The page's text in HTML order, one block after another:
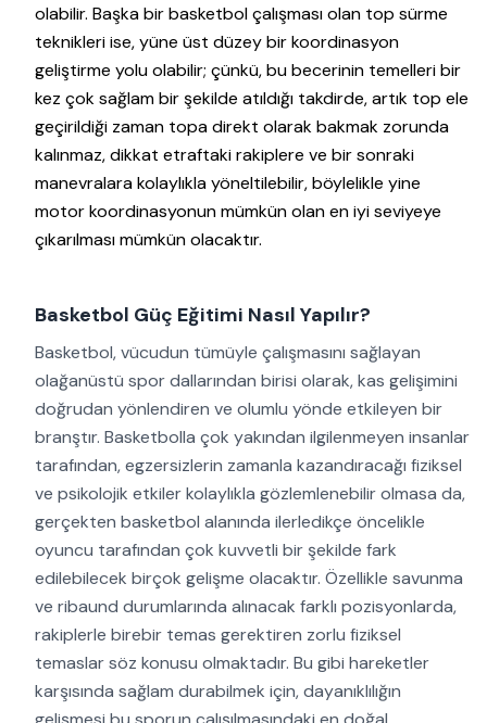
olabilir. Başka bir basketbol çalışması olan top sürme
teknikleri ise, yüne üst düzey bir koordinasyon
geliştirme yolu olabilir; çünkü, bu becerinin temelleri bir
kez çok sağlam bir şekilde atıldığı takdirde, artık top ele
geçirildiği zaman topa direkt olarak bakmak zorunda
kalınmaz, dikkat etraftaki rakiplere ve bir sonraki
manevralara kolaylıkla yöneltilebilir, böylelikle yine
motor koordinasyonun mümkün olan en iyi seviyeye
çıkarılması mümkün olacaktır.
Basketbol Güç Eğitimi Nasıl Yapılır?
Basketbol, vücudun tümüyle çalışmasını sağlayan
olağanüstü spor dallarından birisi olarak, kas gelişimini
doğrudan yönlendiren ve olumlu yönde etkileyen bir
branştır. Basketbolla çok yakından ilgilenmeyen insanlar
tarafından, egzersizlerin zamanla kazandıracağı fiziksel
ve psikolojik etkiler kolaylıkla gözlemlenebilir olmasa da,
gerçekten basketbol alanında ilerledikçe öncelikle
oyuncu tarafından çok kuvvetli bir şekilde fark
edilebilecek birçok gelişme olacaktır. Özellikle savunma
ve ribaund durumlarında alınacak farklı pozisyonlarda,
rakiplerle birebir temas gerektiren zorlu fiziksel
temaslar söz konusu olmaktadır. Bu gibi hareketler
karşısında sağlam durabilmek için, dayanıklılığın